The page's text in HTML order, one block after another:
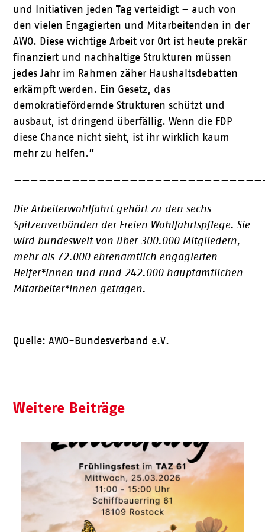
und Initiativen jeden Tag verteidigt – auch von
den vielen Engagierten und Mitarbeitenden in der
AWO. Diese wichtige Arbeit vor Ort ist heute prekär
finanziert und nachhaltige Strukturen müssen
jedes Jahr im Rahmen zäher Haushaltsdebatten
erkämpft werden. Ein Gesetz, das
demokratiefördernde Strukturen schützt und
ausbaut, ist dringend überfällig. Wenn die FDP
diese Chance nicht sieht, ist ihr wirklich kaum
mehr zu helfen.”
Die Arbeiterwohlfahrt gehört zu den sechs
Spitzenverbänden der Freien Wohlfahrtspflege. Sie
wird bundesweit von über 300.000 Mitgliedern,
mehr als 72.000 ehrenamtlich engagierten
Helfer*innen und rund 242.000 hauptamtlichen
Mitarbeiter*innen getragen.
Quelle: AWO-Bundesverband e.V.
Weitere Beiträge